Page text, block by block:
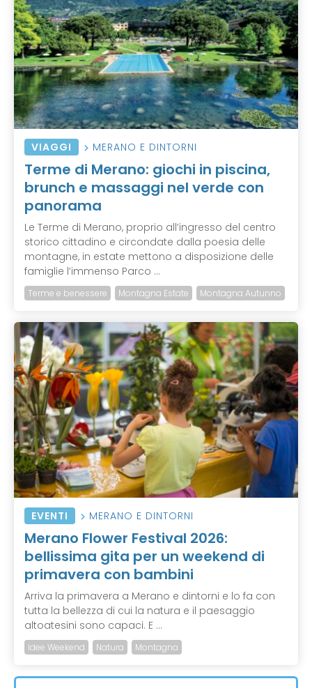
VIAGGI MERANO E DINTORNI
Terme di Merano: giochi in piscina,
brunch e massaggi nel verde con
panorama
Le Terme di Merano, proprio all’ingresso del centro
storico cittadino e circondate dalla poesia delle
montagne, in estate mettono a disposizione delle
famiglie l’immenso Parco ...
Terme e benessere Montagna Estate Montagna Autunno
EVENTI MERANO E DINTORNI
Merano Flower Festival 2026:
bellissima gita per un weekend di
primavera con bambini
Arriva la primavera a Merano e dintorni e lo fa con
tutta la bellezza di cui la natura e il paesaggio
altoatesini sono capaci. E ...
Idee Weekend Natura Montagna